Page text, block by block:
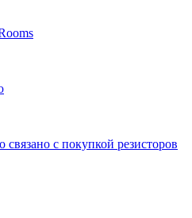
с покупкой резисторов